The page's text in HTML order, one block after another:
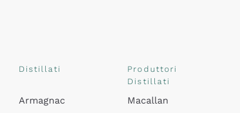
Distillati
Armagnac
Produttori
Distillati
Macallan